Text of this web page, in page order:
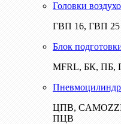
Головки
ГВП 16, ГВП 25
Блок
MFRL, БК, ПБ,
ЦПВ,
ПЦВ